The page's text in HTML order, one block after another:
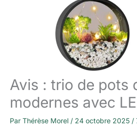
Avis : trio de pots
modernes avec
Par Thérèse Morel / 24 octobre 2025 /